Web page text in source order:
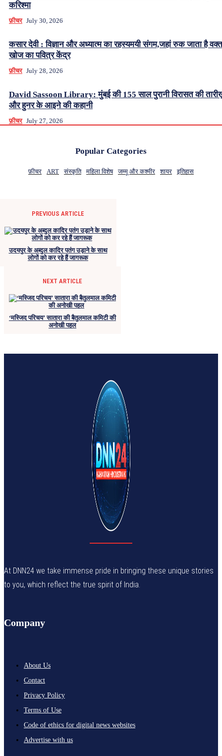
करिश्मा
फ़ीचर July 30, 2026
कसार देवी : विज्ञान और अध्यात्म का रहस्यमयी संगम,जहां रुक जाता है
खोज का पवित्र केंद्र
फ़ीचर July 28, 2026
David Sassoon Library: मुंबई की 155 साल पुरानी विरासत की
और हुनर के आइने की कहानी
फ़ीचर July 27, 2026
Popular Categories
फ़ीचर ART संस्कृति महिला विशेष जम्मू और कश्मीर शायर इतिहास
PREVIOUS ARTICLE
उदयपुर के अब्दुल कादिर पतंग उड़ाने के साथ
लोगों को कर रहे हैं जागरूक
NEXT ARTICLE
‘मस्जिद परिचय’ सातारा की बैतुलमाल कमिटी की
अनोखी पहल
At DNN24 we take immense pride in bringing these unique stories
to you, which reflect the true spirit of India.
Company
About Us
Contact
Privacy Policy
Terms of Use
Code of ethics for digital news websites
Advertise with us